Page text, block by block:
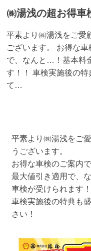
㈱湯浅の超お得車
平素より㈱湯浅をご愛
ございます。 お得な
で、なんと…！基本料
す！！ 車検実施後の
て…
平素より㈱湯浅をご
うございます。
お得な車検のご案内で
最大値引き適用で、
車検が受けられます！
車検実施後の特典も
さい！